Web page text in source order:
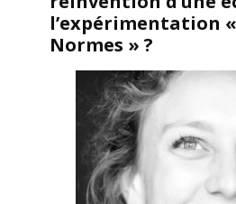
l’expérimentation
Normes » ?